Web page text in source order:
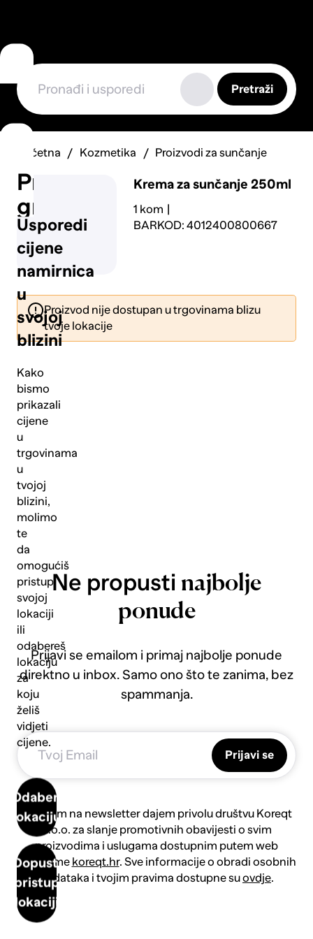
Usporedi
cijene
namirnica
u
svojoj
blizini
Kako
bismo
prikazali
cijene
u
trgovinama
u
tvojoj
blizini,
molimo
te
da
omogućiš
pristup
svojoj
lokaciji
ili
odabereš
lokaciju
za
koju
želiš
vidjeti
cijene.
Odaberi
lokaciju
Dopusti
pristup
lokaciji
Prijavi
grešku
Pošalji
Pretraži
Početna Kozmetika Proizvodi za sunčanje
Krema za sunčanje 250ml
1 kom
BARKOD: 4012400800667
Proizvod nije dostupan u trgovinama blizu
tvoje lokacije
Ne propusti najbolje
ponude
Prijavi se emailom i primaj najbolje ponude
direktno u inbox. Samo ono što te zanima, bez
spammanja.
Prijavi se
Prijavom na newsletter dajem privolu društvu Koreqt
d.o.o. za slanje promotivnih obavijesti o svim
proizvodima i uslugama dostupnim putem web
platforme koreqt.hr. Sve informacije o obradi osobnih
podataka i tvojim pravima dostupne suovdje.